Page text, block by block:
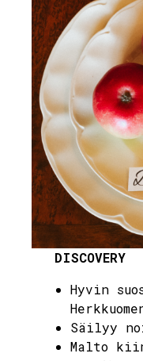
DISCOVERY
Hyvin
Säilyy
Malto